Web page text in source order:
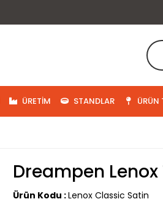
ÜRETIM STANDLAR ÜRÜN
Dreampen
Ürün Kodu :Lenox Classic Satin